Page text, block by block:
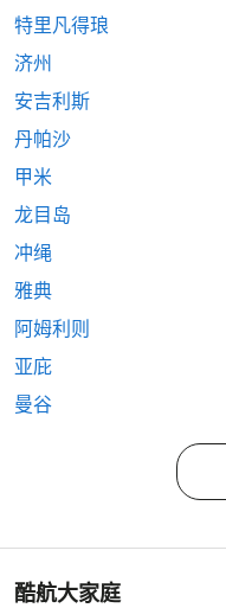
特里凡得琅
济州
安吉利斯
丹帕沙
甲米
龙目岛
冲绳
雅典
阿姆利则
亚庇
曼谷
酷航大家庭